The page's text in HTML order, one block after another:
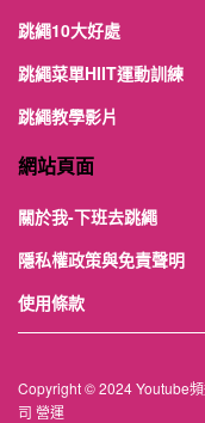
跳繩10大好處
跳繩菜單HIIT運動訓練
跳繩教學影片
網站頁面
關於我-下班去跳繩
隱私權政策與免責聲明
使用條款
Copyright © 2024 Youtube
司 營運